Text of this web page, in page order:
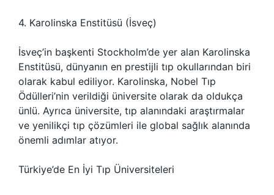
4. Karolinska Enstitüsü (İsveç)
İsveç’in başkenti Stockholm’de yer alan Karolinska
Enstitüsü, dünyanın en prestijli tıp okullarından biri
olarak kabul ediliyor. Karolinska, Nobel Tıp
Ödülleri’nin verildiği üniversite olarak da oldukça
ünlü. Ayrıca üniversite, tıp alanındaki araştırmalar
ve yenilikçi tıp çözümleri ile global sağlık alanında
önemli adımlar atıyor.
Türkiye’de En İyi Tıp Üniversiteleri